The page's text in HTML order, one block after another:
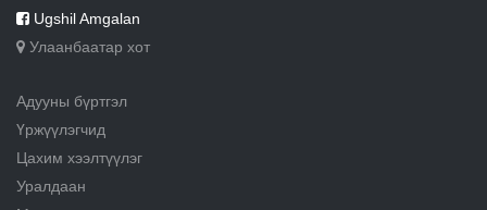
Ugshil Amgalan
Улаанбаатар хот
Адууны бүртгэл
Үржүүлэгчид
Цахим хээлтүүлэг
Уралдаан